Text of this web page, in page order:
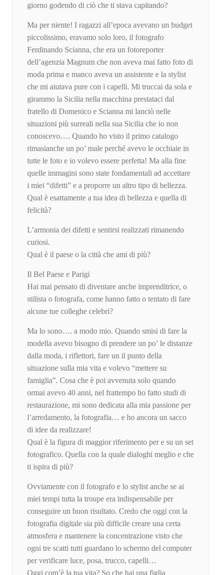
giorno godendo di ciò che ti stava capitando?
Ma per niente! I ragazzi all’epoca avevano un budget
piccolissimo, eravamo solo loro, il fotografo
Ferdinando Scianna, che era un fotoreporter
dell’agenzia Magnum che non aveva mai fatto foto di
moda prima e manco aveva un assistente e la stylist
che mi aiutava pure con i capelli. Mi truccai da sola e
girammo la Sicilia nella macchina prestataci dal
fratello di Domenico e Scianna mi lanciò nelle
situazioni più surreali nella sua Sicilia che io non
conoscevo…. Quando ho visto il primo catalogo
rimasianche un po’ male perché avevo le occhiaie in
tutte le foto e io volevo essere perfetta! Ma alla fine
quelle immagini sono state fondamentali ad accettare
i miei “difetti” e a proporre un altro tipo di bellezza.
Qual è esattamente a tua idea di bellezza e quella di
felicità?
L’armonia dei difetti e sentirsi realizzati rimanendo
curiosi.
Qual è il paese o la città che ami di più?
Il Bel Paese e Parigi
Hai mai pensato di diventare anche imprenditrice, o
stilista o fotografa, come hanno fatto o tentato di fare
alcune tue colleghe celebri?
Ma lo sono…. a modo mio. Quando smisi di fare la
modella avevo bisogno di prendere un po’ le distanze
dalla moda, i riflettori, fare un il punto della
situazione sulla mia vita e volevo “mettere su
famiglia”. Cosa che è poi avvenuta solo quando
ormai avevo 40 anni, nel frattempo ho fatto studi di
restaurazione, mi sono dedicata alla mia passione per
l’arredamento, la fotografia… e ho ancora un sacco
di idee da realizzare!
Qual è la figura di maggior riferimento per e su un set
fotografico. Quella con la quale dialoghi meglio e che
ti ispira di più?
Ovviamente con il fotografo e lo stylist anche se ai
miei tempi tutta la troupe era indispensabile per
conseguire un buon risultato. Credo che oggi con la
fotografia digitale sia più difficile creare una certa
atmosfera e mantenere la concentrazione visto che
ogni tre scatti tutti guardano lo schermo del computer
per verificare luce, posa, trucco, capelli…
Oggi com’è la tua vita? So che hai una figlia